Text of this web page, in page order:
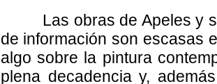
Las obras de Apeles y
de información son escasas
algo sobre la pintura
plena decadencia y,